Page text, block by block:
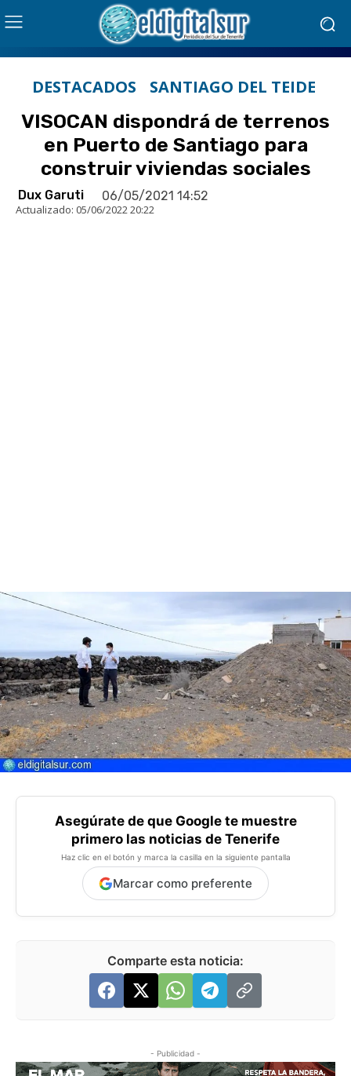
DESTACADOS SANTIAGO DEL TEIDE
VISOCAN dispondrá de terrenos
en Puerto de Santiago para
construir viviendas sociales
Dux Garuti 06/05/2021 14:52
Actualizado: 05/06/2022 20:22
Asegúrate de que Google te muestre
primero las noticias de Tenerife
Haz clic en el botón y marca la casilla en la siguiente pantalla
Marcar como preferente
Comparte esta noticia:
- Publicidad -